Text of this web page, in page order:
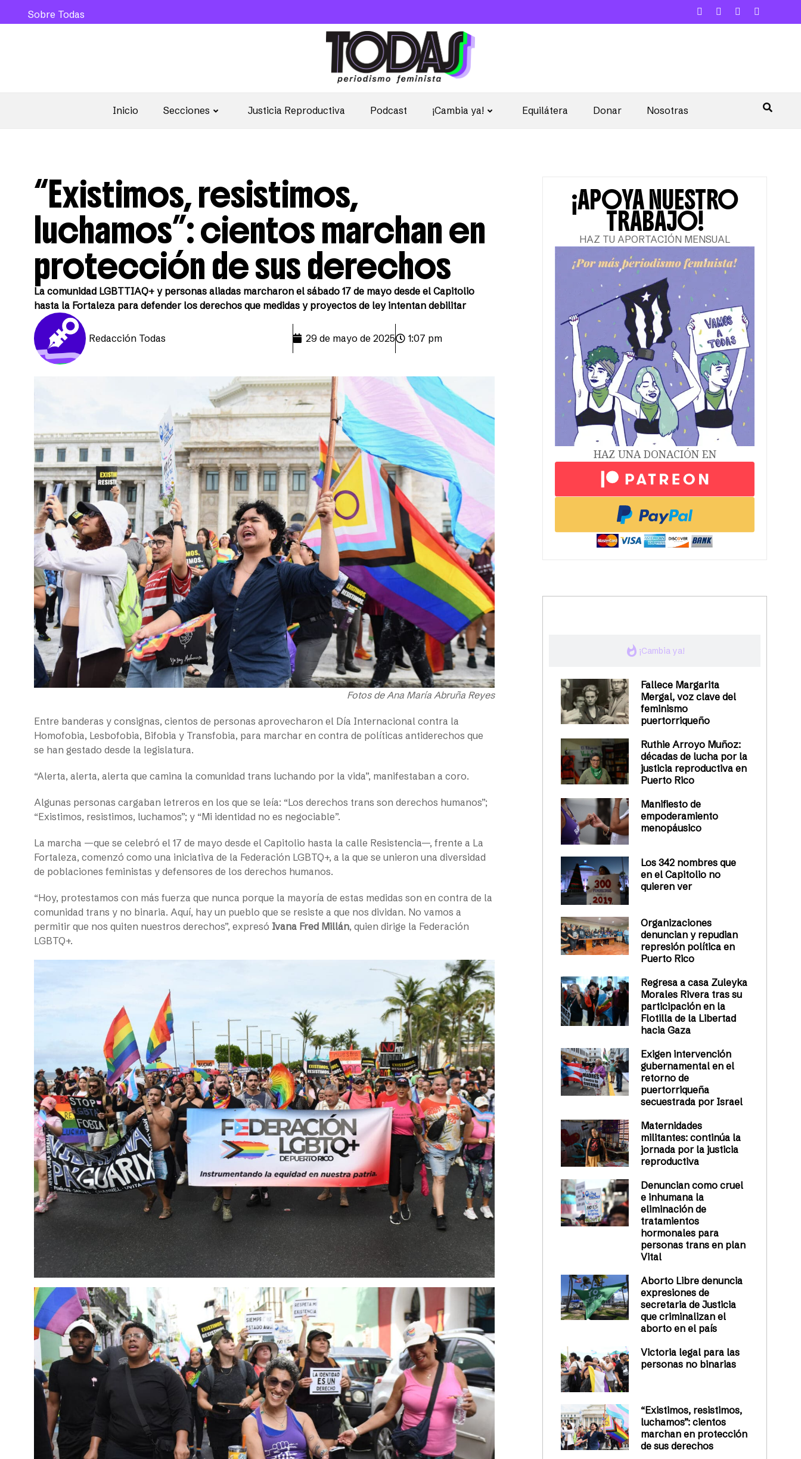
Inicio Secciones Justicia Reproductiva Podcast ¡Cambia ya! Equilátera Donar Nosotras
Sobre Todas
“Existimos, resistimos,
luchamos”: cientos marchan en
protección de sus derechos
La comunidad LGBTTIAQ+ y personas aliadas marcharon el sábado 17 de mayo desde el Capitolio
hasta la Fortaleza para defender los derechos que medidas y proyectos de ley intentan debilitar
Redacción Todas 29 de mayo de 2025 1:07 pm
Fotos de Ana María Abruña Reyes
Entre banderas y consignas, cientos de personas aprovecharon el Día Internacional contra la
Homofobia, Lesbofobia, Bifobia y Transfobia, para marchar en contra de políticas antiderechos que
se han gestado desde la legislatura.
“Alerta, alerta, alerta que camina la comunidad trans luchando por la vida”, manifestaban a coro.
Algunas personas cargaban letreros en los que se leía: “Los derechos trans son derechos humanos”;
“Existimos, resistimos, luchamos”; y “Mi identidad no es negociable”.
La marcha —que se celebró el 17 de mayo desde el Capitolio hasta la calle Resistencia—, frente a La
Fortaleza, comenzó como una iniciativa de la Federación LGBTQ+, a la que se unieron una diversidad
de poblaciones feministas y defensores de los derechos humanos.
“Hoy, protestamos con más fuerza que nunca porque la mayoría de estas medidas son en contra de la
comunidad trans y no binaria. Aquí, hay un pueblo que se resiste a que nos dividan. No vamos a
permitir que nos quiten nuestros derechos”, expresó Ivana Fred Millán, quien dirige la Federación
LGBTQ+.
¡APOYA NUESTRO
TRABAJO!
HAZ TU APORTACIÓN MENSUAL
HAZ UNA DONACIÓN EN
whatshot ¡Cambia ya!
Fallece Margarita
Mergal, voz clave del
feminismo
puertorriqueño
Ruthie Arroyo Muñoz:
décadas de lucha por la
justicia reproductiva en
Puerto Rico
Manifiesto de
empoderamiento
menopáusico
Los 342 nombres que
en el Capitolio no
quieren ver
Organizaciones
denuncian y repudian
represión política en
Puerto Rico
Regresa a casa Zuleyka
Morales Rivera tras su
participación en la
Flotilla de la Libertad
hacia Gaza
Exigen intervención
gubernamental en el
retorno de
puertorriqueña
secuestrada por Israel
Maternidades
militantes: continúa la
jornada por la justicia
reproductiva
Denuncian como cruel
e inhumana la
eliminación de
tratamientos
hormonales para
personas trans en plan
Vital
Aborto Libre denuncia
expresiones de
secretaria de Justicia
que criminalizan el
aborto en el país
Victoria legal para las
personas no binarias
“Existimos, resistimos,
luchamos”: cientos
marchan en protección
de sus derechos